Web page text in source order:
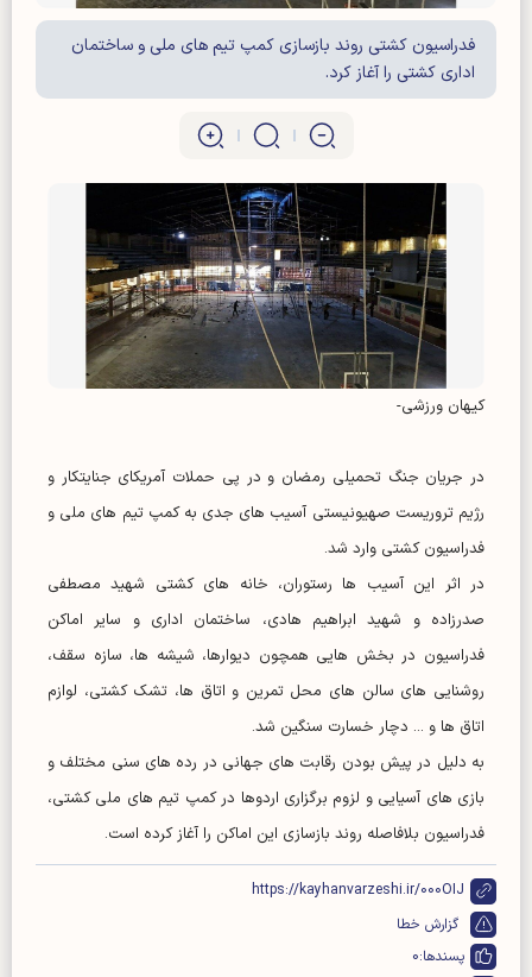
فدراسیون کشتی روند بازسازی کمپ تیم های ملی و ساختمان
اداری کشتی را آغاز کرد.
کیهان ورزشی-
در جریان جنگ تحمیلی رمضان و در پی حملات آمریکای جنایتکار و
رژیم تروریست صهیونیستی آسیب های جدی به کمپ تیم های ملی و
فدراسیون کشتی وارد شد.
در اثر این آسیب ها رستوران، خانه های کشتی شهید مصطفی
صدرزاده و شهید ابراهیم هادی، ساختمان اداری و سایر اماکن
فدراسیون در بخش هایی همچون دیوارها، شیشه ها، سازه سقف،
روشنایی های سالن های محل تمرین و اتاق ها، تشک کشتی، لوازم
اتاق ها و ... دچار خسارت سنگین شد.
به دلیل در پیش بودن رقابت های جهانی در رده های سنی مختلف و
بازی های آسیایی و لزوم برگزاری اردوها در کمپ تیم های ملی کشتی،
فدراسیون بلافاصله روند بازسازی این اماکن را آغاز کرده است.
https://kayhanvarzeshi.ir/000OIJ
گزارش خطا
پسندها:0